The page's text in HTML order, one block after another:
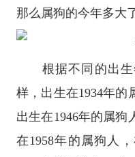
那么属狗的今年多大了
根据不同的出生
样，出生在1934年的
出生在1946年的属狗
在1958年的属狗人